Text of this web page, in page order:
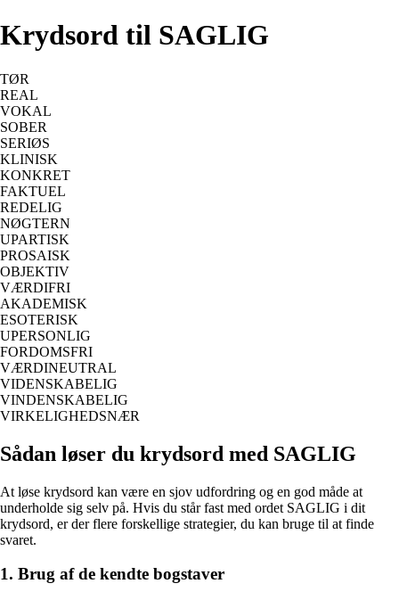
Krydsord til SAGLIG
TØR
REAL
VOKAL
SOBER
SERIØS
KLINISK
KONKRET
FAKTUEL
REDELIG
NØGTERN
UPARTISK
PROSAISK
OBJEKTIV
VÆRDIFRI
AKADEMISK
ESOTERISK
UPERSONLIG
FORDOMSFRI
VÆRDINEUTRAL
VIDENSKABELIG
VINDENSKABELIG
VIRKELIGHEDSNÆR
Sådan løser du krydsord med SAGLIG
At løse krydsord kan være en sjov udfordring og en god måde at
underholde sig selv på. Hvis du står fast med ordet SAGLIG i dit
krydsord, er der flere forskellige strategier, du kan bruge til at finde
svaret.
1. Brug af de kendte bogstaver